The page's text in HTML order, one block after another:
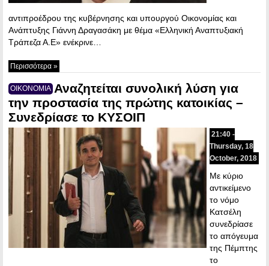
αντιπροέδρου της κυβέρνησης και υπουργού Οικονομίας και
Ανάπτυξης Γιάννη Δραγασάκη με θέμα «Ελληνική Αναπτυξιακή
Τράπεζα Α.Ε» ενέκρινε…
Περισσότερα »
ΟΙΚΟΝΟΜΙΑ Αναζητείται συνολική λύση για
την προστασία της πρώτης κατοικίας –
Συνεδρίασε το ΚΥΣΟΙΠ
21:40 -
Thursday, 18
October, 2018
Με κύριο
αντικείμενο
το νόμο
Κατσέλη
συνεδρίασε
το απόγευμα
της Πέμπτης
το